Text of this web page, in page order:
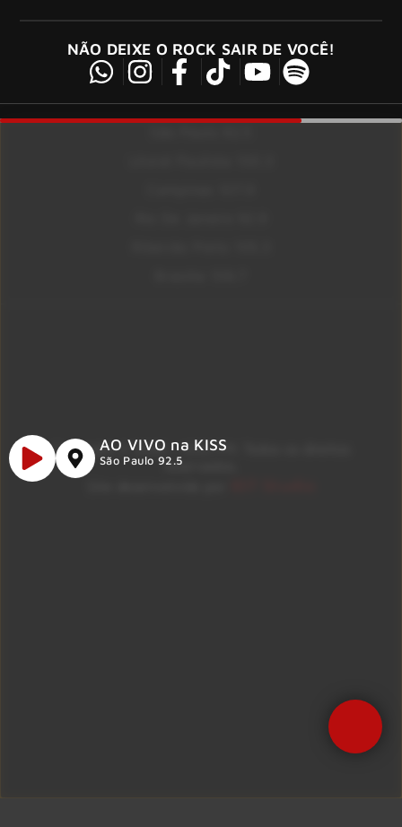
NÃO DEIXE O ROCK SAIR DE VOCÊ!
Copyright © 2026 – KISS FM. Todos os direitos
reservados.
AO VIVO na KISS
São Paulo 92.5